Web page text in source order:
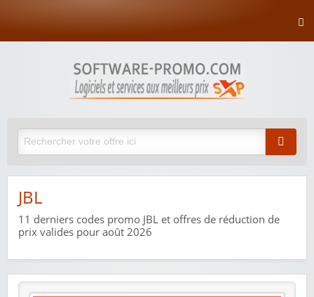
JBL
11 derniers codes promo JBL et offres de réduction de
prix valides pour août 2026